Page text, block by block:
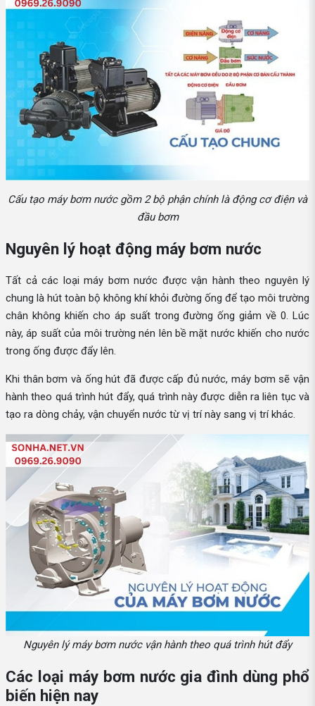
Cấu tạo máy bơm nước gồm 2 bộ phận chính là động cơ điện và
đầu bơm
Nguyên lý hoạt động máy bơm nước
Tất cả các loại máy bơm nước được vận hành theo nguyên lý
chung là hút toàn bộ không khí khỏi đường ống để tạo môi trường
chân không khiến cho áp suất trong đường ống giảm về 0. Lúc
này, áp suất của môi trường nén lên bề mặt nước khiến cho nước
trong ống được đẩy lên.
Khi thân bơm và ống hút đã được cấp đủ nước, máy bơm sẽ vận
hành theo quá trình hút đẩy, quá trình này được diễn ra liên tục và
tạo ra dòng chảy, vận chuyển nước từ vị trí này sang vị trí khác.
Nguyên lý máy bơm nước vận hành theo quá trình hút đẩy
Các loại máy bơm nước gia đình dùng phổ
biến hiện nay